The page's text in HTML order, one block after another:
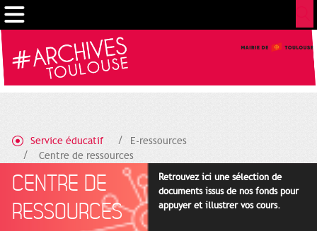
Service éducatif
E-ressources
Centre de ressources
CENTRE DE
RESSOURCES
Retrouvez ici une sélection de
documents issus de nos fonds pour
appuyer et illustrer vos cours.
Gestion de vos préférences sur les cookies